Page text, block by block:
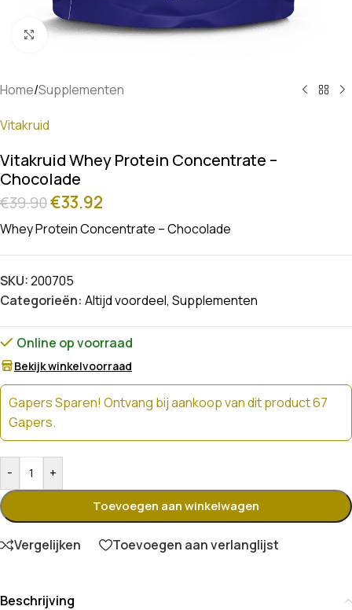
Klik om te vergroten
Home/Supplementen
Vitakruid
Vitakruid Whey Protein Concentrate –
Chocolade
€39.90€33.92
Whey Protein Concentrate – Chocolade
SKU:200705
Categorieën: Altijd voordeel, Supplementen
Online op voorraad
Bekijk winkelvoorraad
Gapers Sparen! Ontvang bij aankoop van dit product 67
Gapers.
- +
Toevoegen aan winkelwagen
Vergelijken Toevoegen aan verlanglijst
Beschrijving